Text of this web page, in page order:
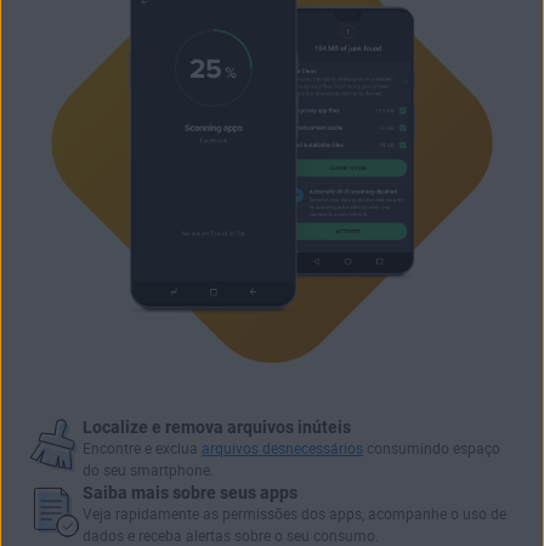
Localize e remova arquivos inúteis
Encontre e exclua arquivos desnecessários consumindo espaço
do seu smartphone.
Saiba mais sobre seus apps
Veja rapidamente as permissões dos apps , acompanhe o uso de
dados e receba alertas sobre o seu consumo.